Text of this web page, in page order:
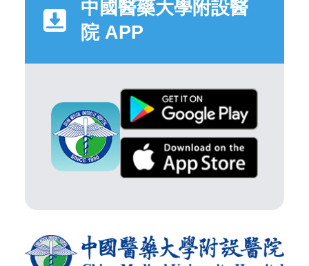
中國醫藥大學附設醫
院 APP